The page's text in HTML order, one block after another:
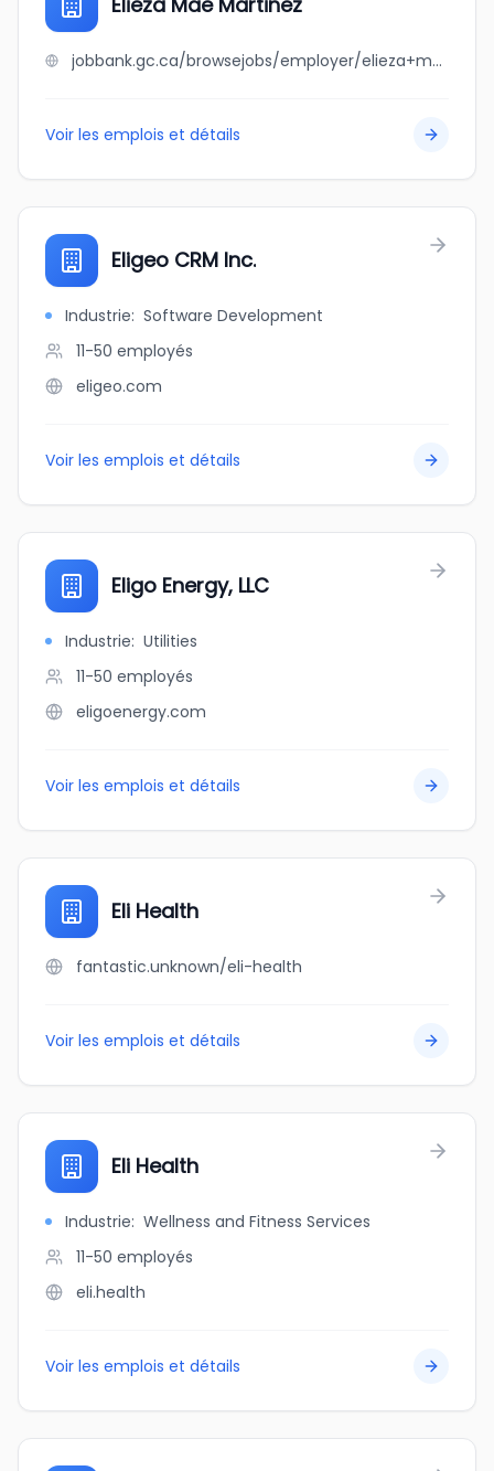
jobbank.gc.ca/browsejobs/employer/elieza+mae+martinez/ca
Voir les emplois et détails
Eligeo CRM Inc.
Industrie: Software Development
11-50 employés
eligeo.com
Voir les emplois et détails
Eligo Energy, LLC
Industrie: Utilities
11-50 employés
eligoenergy.com
Voir les emplois et détails
Eli Health
fantastic.unknown/eli-health
Voir les emplois et détails
Eli Health
Industrie: Wellness and Fitness Services
11-50 employés
eli.health
Voir les emplois et détails